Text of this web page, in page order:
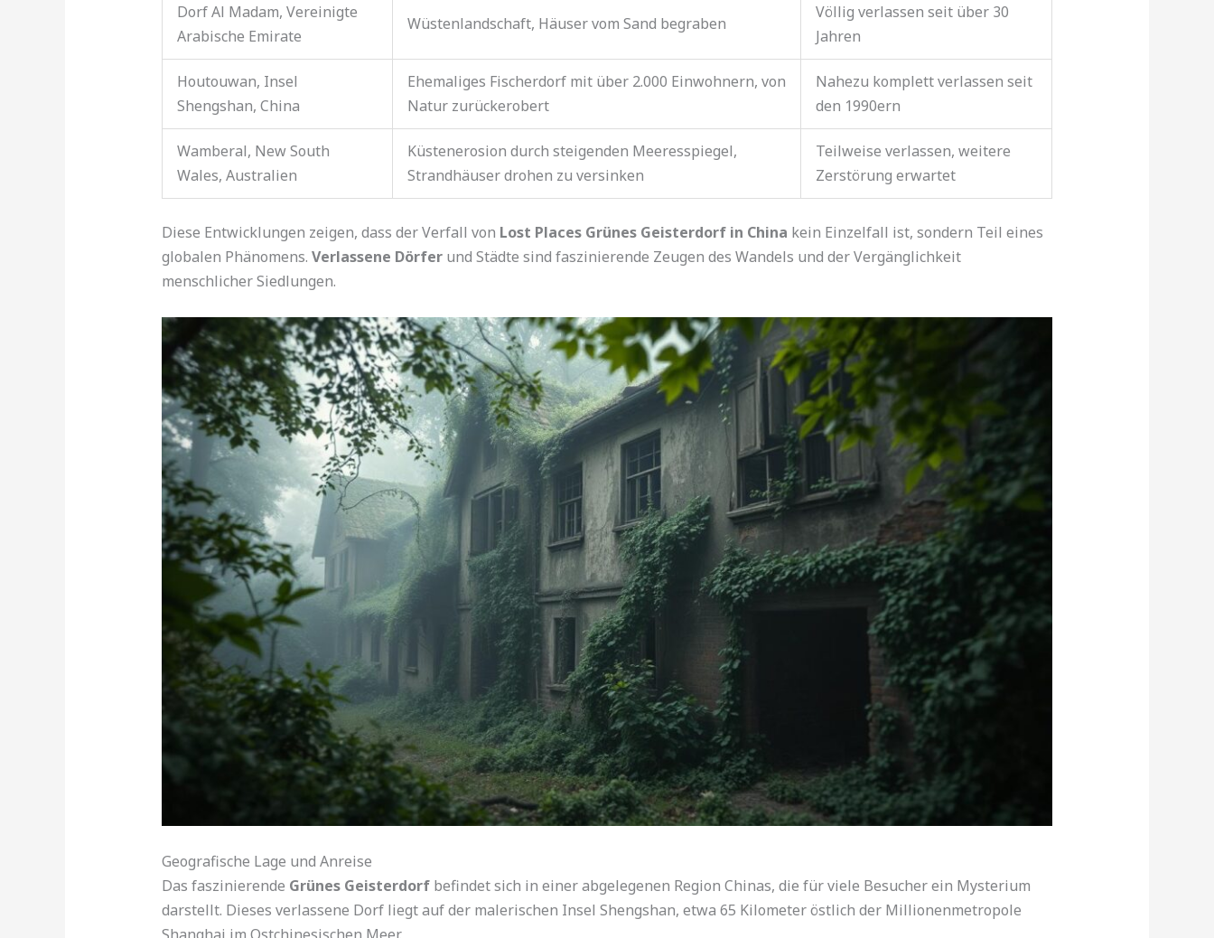
Dorf Al Madam, Vereinigte
Arabische Emirate
Wüstenlandschaft, Häuser vom Sand begraben
Völlig verlassen seit über 30
Jahren
Houtouwan, Insel
Shengshan, China
Ehemaliges Fischerdorf mit über 2.000 Einwohnern, von
Natur zurückerobert
Nahezu komplett verlassen seit
den 1990ern
Wamberal, New South
Wales, Australien
Küstenerosion durch steigenden Meeresspiegel,
Strandhäuser drohen zu versinken
Teilweise verlassen, weitere
Zerstörung erwartet
Diese Entwicklungen zeigen, dass der Verfall von Lost Places Grünes Geisterdorf in China kein Einzelfall ist, sondern Teil eines
globalen Phänomens. Verlassene Dörferund Städte sind faszinierende Zeugen des Wandels und der Vergänglichkeit
menschlicher Siedlungen.
Geografische Lage und Anreise
Das faszinierende Grünes Geisterdorfbefindet sich in einer abgelegenen Region Chinas, die für viele Besucher ein Mysterium
darstellt. Dieses verlassene Dorf liegt auf der malerischen Insel Shengshan, etwa 65 Kilometer östlich der Millionenmetropole